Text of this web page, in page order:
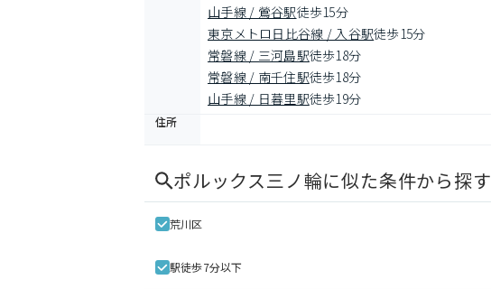
山手線 / 鶯谷駅徒歩15分
東京メトロ日比谷線 / 入谷駅徒歩15分
常磐線 / 三河島駅徒歩18分
常磐線 / 南千住駅徒歩18分
山手線 / 日暮里駅徒歩19分
住所
ポルックス三ノ輪に似た条件から探す
荒川区
駅徒歩7分以下